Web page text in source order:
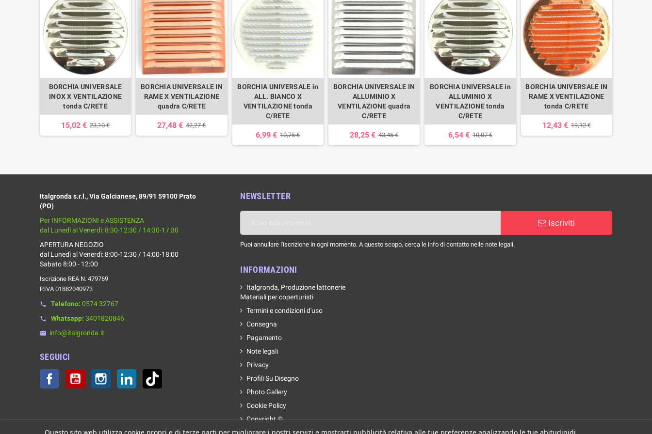
BORCHIA UNIVERSALE
INOX X VENTILAZIONE
tonda C/RETE
15,02 € 23,10 €
BORCHIA UNIVERSALE IN
RAME X VENTILAZIONE
quadra C/RETE
27,48 € 42,27 €
BORCHIA UNIVERSALE in
ALL. BIANCO X
VENTILAZIONE tonda
C/RETE
6,99 € 10,75 €
BORCHIA UNIVERSALE IN
ALLUMINIO X
VENTILAZIONE quadra
C/RETE
28,25 € 43,46 €
BORCHIA UNIVERSALE in
ALLUMINIO X
VENTILAZIONE tonda
C/RETE
6,54 € 10,07 €
BORCHIA UNIVERSALE IN
RAME X VENTILAZIONE
tonda C/RETE
12,43 € 19,12 €
Italgronda s.r.l., Via Galcianese, 89/91 59100 Prato
(PO)
Per INFORMAZIONI e ASSISTENZA
dal Lunedì al Venerdì: 8:30-12:30 / 14:30-17:30
APERTURA NEGOZIO
dal Lunedì al Venerdì: 8:00-12:30 / 14:00-18:00
Sabato 8:00 - 12:00
Iscrizione REA N. 479769
P.IVA 01882040973
phone Telefono: 0574 32767
phone Whatsapp: 3401820846
email info@italgronda.it
SEGUICI
Facebook YouTube Instagram LinkedIn
NEWSLETTER
Iscriviti
Puoi annullare l'iscrizione in ogni momento. A questo scopo, cerca le info di contatto nelle note legali.
INFORMAZIONI
Italgronda, Produzione lattonerie
Materiali per coperturisti
Termini e condizioni d'uso
Consegna
Pagamento
Note legali
Privacy
Profili Su Disegno
Photo Gallery
Cookie Policy
Copyright ©
Contattaci